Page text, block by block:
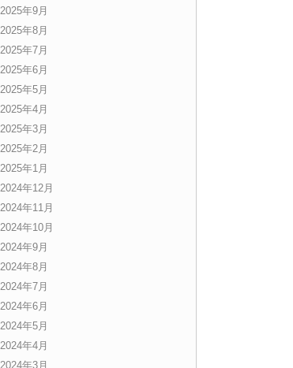
2025年9月
2025年8月
2025年7月
2025年6月
2025年5月
2025年4月
2025年3月
2025年2月
2025年1月
2024年12月
2024年11月
2024年10月
2024年9月
2024年8月
2024年7月
2024年6月
2024年5月
2024年4月
2024年3月